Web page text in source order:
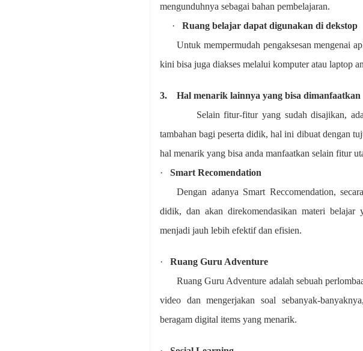
mengunduhnya sebagai bahan pembelajaran.
·
Ruang belajar dapat digunakan di dekstop
Untuk mempermudah pengaksesan mengenai
kini bisa juga diakses melalui komputer atau laptop
3.
Hal menarik lainnya yang bisa dimanfaatkan
Selain fitur-fitur yang sudah disajikan, ada
tambahan bagi peserta didik, hal ini dibuat dengan
hal menarik yang bisa anda manfaatkan selain fitur
·
Smart Recomendation
Dengan adanya Smart Reccomendation,
didik, dan akan direkomendasikan materi belajar
menjadi jauh lebih efektif dan efisien.
·
Ruang Guru Adventure
Ruang Guru Adventure adalah sebuah
video dan mengerjakan soal sebanyak-
beragam digital items yang menarik.